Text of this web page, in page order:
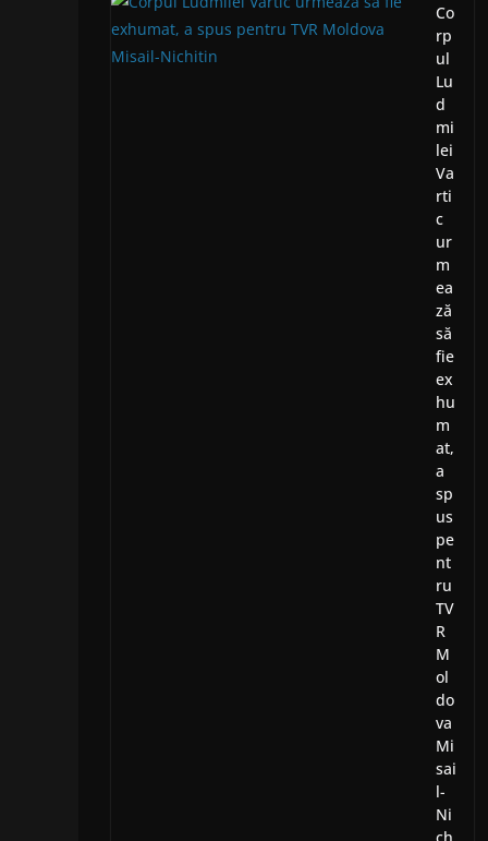
Co
rp
ul
Lu
d
mi
lei
Va
rti
c
ur
m
ea
ză
să
fie
ex
hu
m
at,
a
sp
us
pe
nt
ru
TV
R
M
ol
do
va
Mi
sai
l-
Ni